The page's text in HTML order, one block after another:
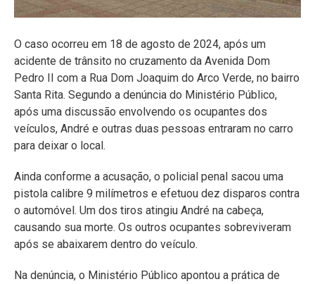
O caso ocorreu em 18 de agosto de 2024, após um
acidente de trânsito no cruzamento da Avenida Dom
Pedro II com a Rua Dom Joaquim do Arco Verde, no bairro
Santa Rita. Segundo a denúncia do Ministério Público,
após uma discussão envolvendo os ocupantes dos
veículos, André e outras duas pessoas entraram no carro
para deixar o local.
Ainda conforme a acusação, o policial penal sacou uma
pistola calibre 9 milímetros e efetuou dez disparos contra
o automóvel. Um dos tiros atingiu André na cabeça,
causando sua morte. Os outros ocupantes sobreviveram
após se abaixarem dentro do veículo.
Na denúncia, o Ministério Público apontou a prática de